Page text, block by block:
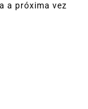
a próxima vez